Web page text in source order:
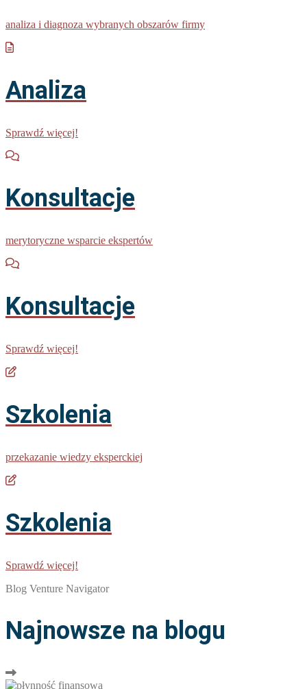
analiza i diagnoza wybranych obszarów firmy
Analiza
Sprawdź więcej!
Konsultacje
merytoryczne wsparcie ekspertów
Konsultacje
Sprawdź więcej!
Szkolenia
przekazanie wiedzy eksperckiej
Szkolenia
Sprawdź więcej!
Blog Venture Navigator
Najnowsze na blogu